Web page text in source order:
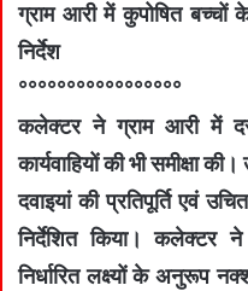
ग्राम आरी में कुपोषित
निर्देश
°°°°°°°°°°°°°°°°°
कलेक्टर ने ग्राम आरी में
कार्यवाहियों की भी समीक्षा
दवाइयां की प्रतिपूर्ति एवं
निर्देशित किया। कलेक्‍टर
निर्धारित लक्ष्यों के अनुरूप